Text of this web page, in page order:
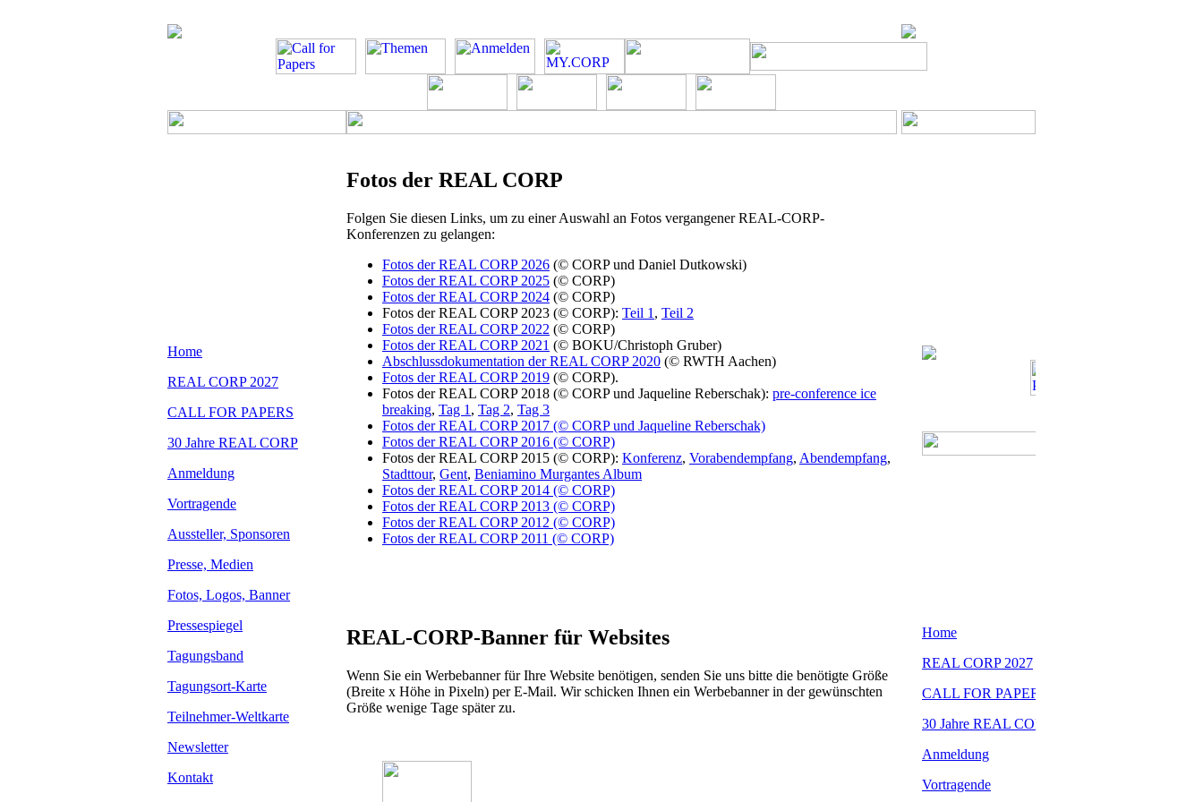
Home
REAL CORP 2027
CALL FOR PAPERS
30 Jahre REAL CORP
Anmeldung
Vortragende
Aussteller, Sponsoren
Presse, Medien
Fotos, Logos, Banner
Pressespiegel
Tagungsband
Tagungsort-Karte
Teilnehmer-Weltkarte
Newsletter
Kontakt
Fotos der REAL CORP
Folgen Sie diesen Links, um zu einer Auswahl an Fotos vergangener REAL-CORP-
Konferenzen zu gelangen:
Fotos der REAL CORP 2026 (© CORP und Daniel Dutkowski)
Fotos der REAL CORP 2025 (© CORP)
Fotos der REAL CORP 2024 (© CORP)
Fotos der REAL CORP 2023 (© CORP): Teil 1 , Teil 2
Fotos der REAL CORP 2022 (© CORP)
Fotos der REAL CORP 2021 (© BOKU/Christoph Gruber)
Abschlussdokumentation der REAL CORP 2020 (© RWTH Aachen)
Fotos der REAL CORP 2019 (© CORP).
Fotos der REAL CORP 2018 (© CORP und Jaqueline Reberschak): pre-conference ice
breaking, Tag 1 , Tag 2, Tag 3
Fotos der REAL CORP 2017 (© CORP und Jaqueline Reberschak)
Fotos der REAL CORP 2016 (© CORP)
Fotos der REAL CORP 2015 (© CORP): Konferenz, Vorabendempfang, Abendempfang,
Stadttour, Gent, Beniamino Murgantes Album
Fotos der REAL CORP 2014 (© CORP)
Fotos der REAL CORP 2013 (© CORP)
Fotos der REAL CORP 2012 (© CORP)
Fotos der REAL CORP 2011 (© CORP)
REAL-CORP-Banner für Websites
Wenn Sie ein Werbebanner für Ihre Website benötigen, senden Sie uns bitte die benötigte Größe
(Breite x Höhe in Pixeln) per E-Mail. Wir schicken Ihnen ein Werbebanner in der gewünschten
Größe wenige Tage später zu.